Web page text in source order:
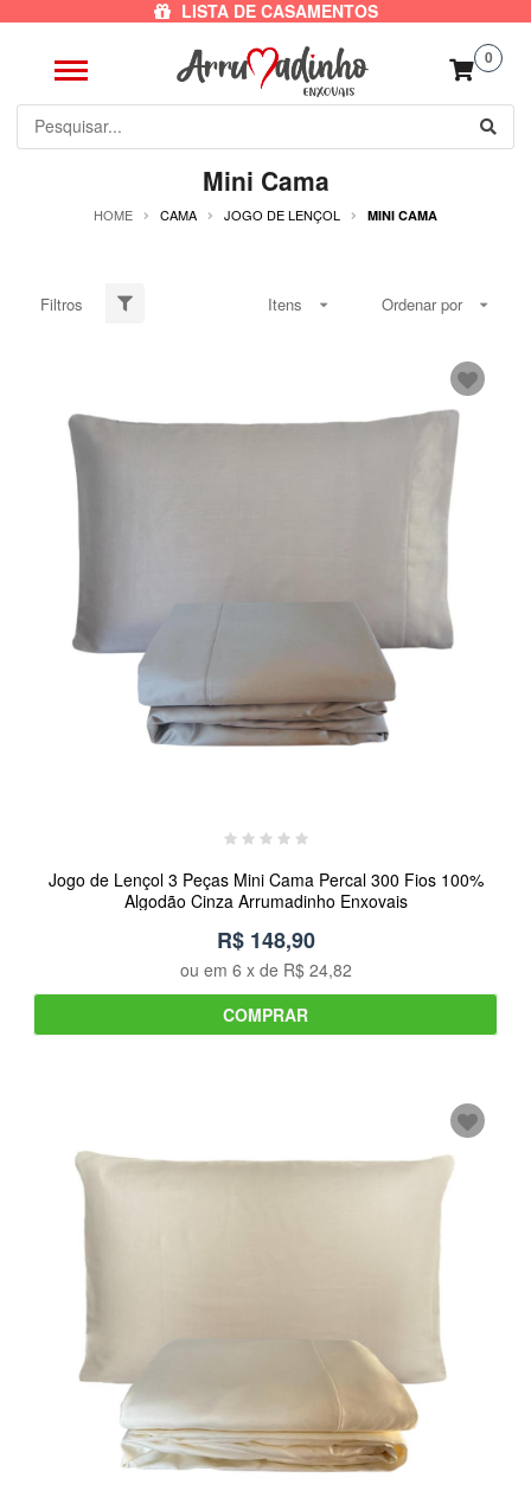
LISTA DE CASAMENTOS
0
Mini Cama
HOME CAMA JOGO DE LENÇOL MINI CAMA
Filtros Itens Ordenar por
Jogo de Lençol 3 Peças Mini Cama Percal 300 Fios 100%
Algodão Cinza Arrumadinho Enxovais
R$ 148,90
ou em 6 x de R$ 24,82
COMPRAR